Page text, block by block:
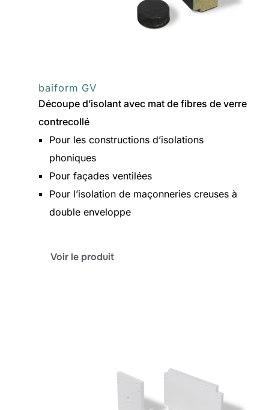
baiform GV
Découpe d’isolant avec mat de fibres de verre
contrecollé
Pour les constructions d’isolations
phoniques
Pour façades ventilées
Pour l’isolation de maçonneries creuses à
double enveloppe
Voir le produit: